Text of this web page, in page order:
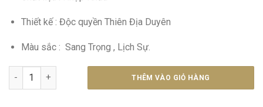
Thiết kế : Độc quyền Thiên Địa Duyên
Màu sắc : Sang Trọng , Lịch Sự.
Pháp Phục Ngọc Xuân số lượng
THÊM VÀO GIỎ HÀNG